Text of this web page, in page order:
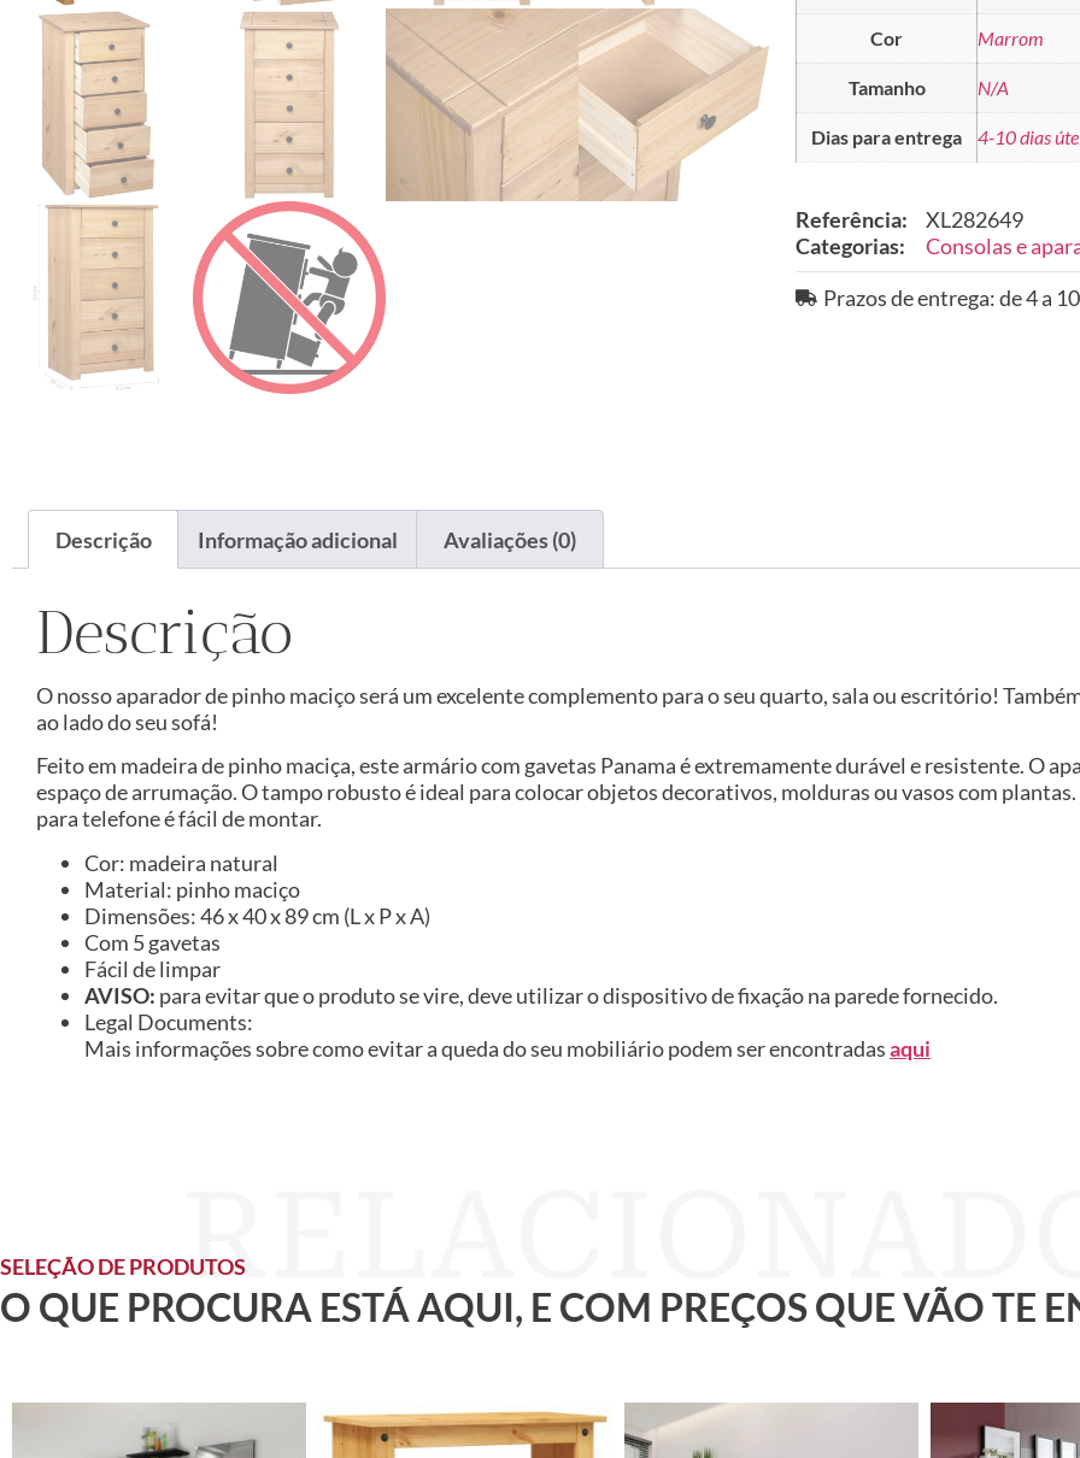
Cor Marrom
Tamanho N/A
Dias para entrega 4-10 dias
Referência:
XL282649
Categorias:
Consolas e
Prazos de entrega: de 4 a
Descrição Informação adicional Avaliações (0)
Descrição
O nosso aparador de pinho maciço será um excelente complemento para o seu quarto, sala ou escritório!
ao lado do seu sofá!
Feito em madeira de pinho maciça, este armário com gavetas Panama é extremamente durável e resistente. O
espaço de arrumação. O tampo robusto é ideal para colocar objetos decorativos, molduras ou vasos com
para telefone é fácil de montar.
Cor: madeira natural
Material: pinho maciço
Dimensões: 46 x 40 x 89 cm (L x P x A)
Com 5 gavetas
Fácil de limpar
AVISO: para evitar que o produto se vire, deve utilizar o dispositivo de fixação na parede fornecido.
Legal Documents:
Mais informações sobre como evitar a queda do seu mobiliário podem ser encontradasaqui
SELEÇÃO DE PRODUTOS
O QUE PROCURA ESTÁ AQUI, E COM PREÇOS QUE VÃO TE